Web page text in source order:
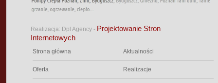
Realizacja: Dpl Agency - Projektowanie Stron
Internetowych
Strona główna Aktualności
Oferta Realizacje